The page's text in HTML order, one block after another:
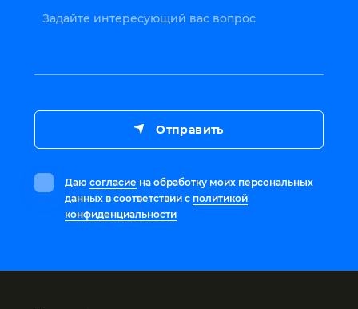
Задайте интересующий вас вопрос
Даю согласие на обработку моих персональных
данных в соответствии с политикой
конфиденциальности
Отправить